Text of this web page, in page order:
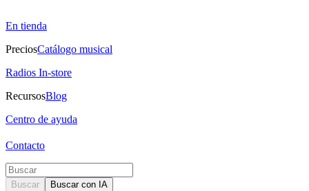
En tienda
PreciosCatálogo musical
Radios In-store
RecursosBlog
Centro de ayuda
Contacto
Buscar Buscar con IA